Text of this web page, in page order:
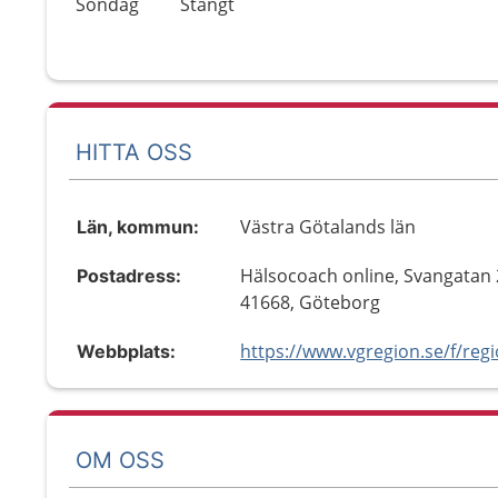
HITTA OSS
Län, kommun: Västra Götalands län
Postadress:
Hälsocoach online, Svangatan
41668, Göteborg
Webbplats:
OM OSS